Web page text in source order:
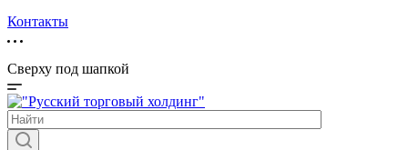
Контакты
Сверху под шапкой